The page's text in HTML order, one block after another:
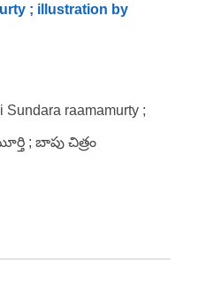
; illustration by
raamamurty ;
; బాపు చిత్రం